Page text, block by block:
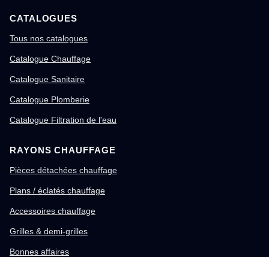
CATALOGUES
Tous nos catalogues
Catalogue Chauffage
Catalogue Sanitaire
Catalogue Plomberie
Catalogue Filtration de l'eau
RAYONS CHAUFFAGE
Pièces détachées chauffage
Plans / éclatés chauffage
Accessoires chauffage
Grilles & demi-grilles
Bonnes affaires